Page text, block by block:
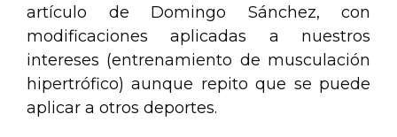
artículo de Domingo Sánchez, con
modificaciones aplicadas a nuestros
intereses (entrenamiento de musculación
hipertrófico) aunque repito que se puede
aplicar a otros deportes.